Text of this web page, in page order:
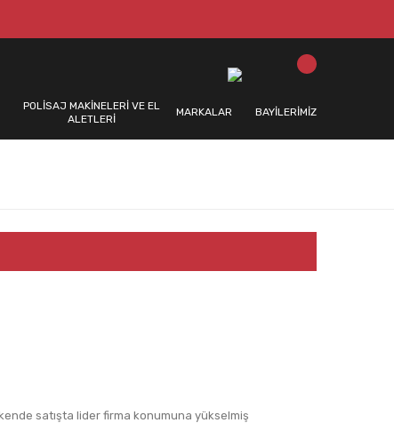
POLİSAJ MAKİNELERİ VE EL
ALETLERİ
MARKALAR BAYİLERİMİZ
satışta lider firma konumuna yükselmiş